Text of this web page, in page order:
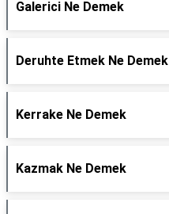
Galerici Ne Demek
Deruhte Etmek Ne Demek
Kerrake Ne Demek
Kazmak Ne Demek